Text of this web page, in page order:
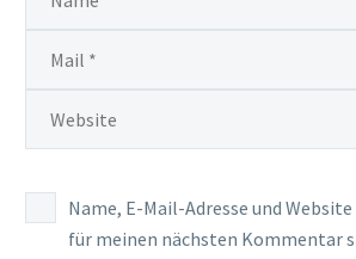
Name, E-Mail-Adresse und
für meinen nächsten Kommentar